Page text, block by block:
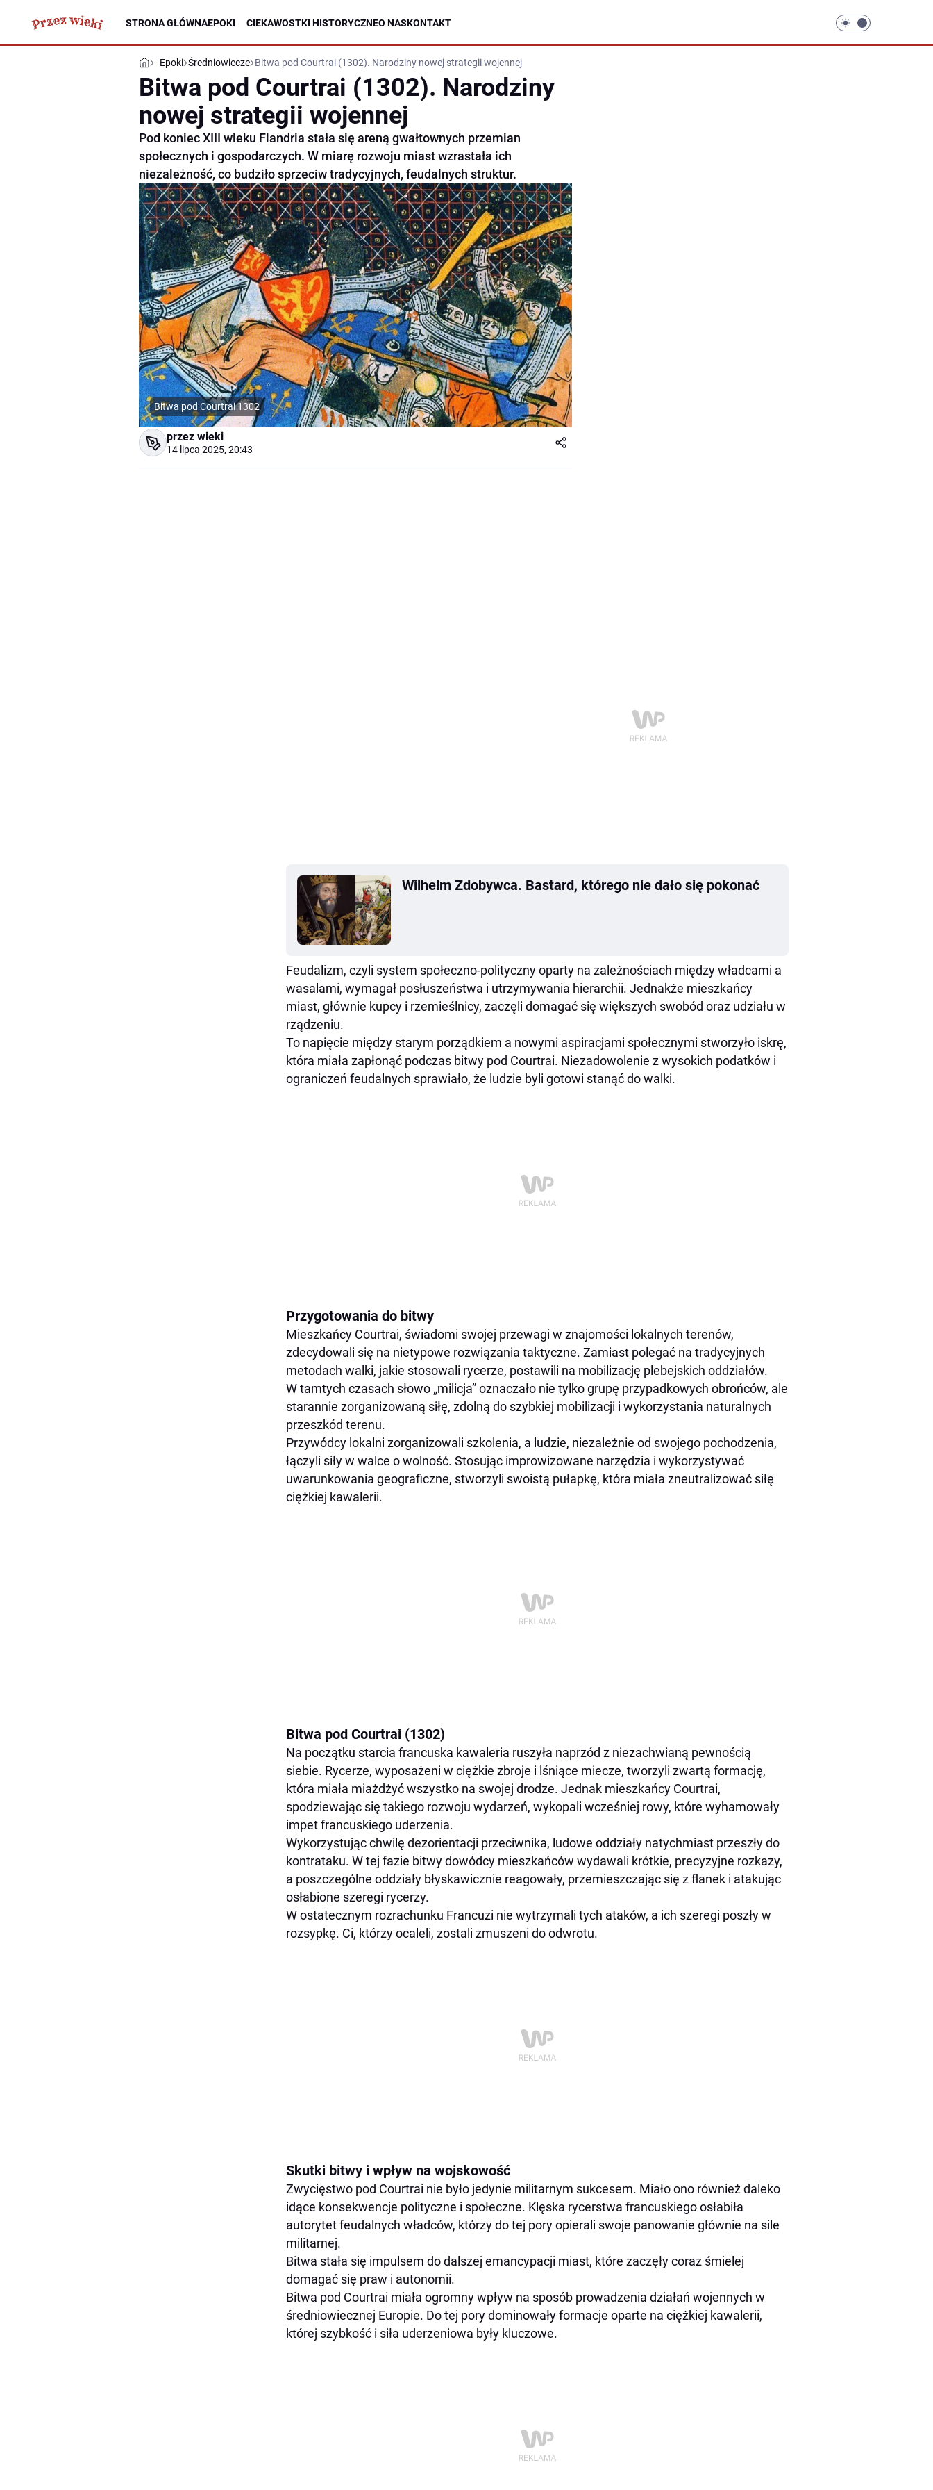
STRONA GŁÓWNAEPOKI CIEKAWOSTKI HISTORYCZNEO NASKONTAKT
Epoki Średniowiecze Bitwa pod Courtrai (1302). Narodziny nowej strategii wojennej
Bitwa pod Courtrai (1302). Narodziny
nowej strategii wojennej
Pod koniec XIII wieku Flandria stała się areną gwałtownych przemian
społecznych i gospodarczych. W miarę rozwoju miast wzrastała ich
niezależność, co budziło sprzeciw tradycyjnych, feudalnych struktur.
Bitwa pod Courtrai 1302
przez wieki
14 lipca 2025, 20:43
Wilhelm Zdobywca. Bastard, którego nie dało się pokonać
Feudalizm, czyli system społeczno-polityczny oparty na zależnościach między władcami a
wasalami, wymagał posłuszeństwa i utrzymywania hierarchii. Jednakże mieszkańcy
miast, głównie kupcy i rzemieślnicy, zaczęli domagać się większych swobód oraz udziału w
rządzeniu.
To napięcie między starym porządkiem a nowymi aspiracjami społecznymi stworzyło iskrę,
która miała zapłonąć podczas bitwy pod Courtrai. Niezadowolenie z wysokich podatków i
ograniczeń feudalnych sprawiało, że ludzie byli gotowi stanąć do walki.
Przygotowania do bitwy
Mieszkańcy Courtrai, świadomi swojej przewagi w znajomości lokalnych terenów,
zdecydowali się na nietypowe rozwiązania taktyczne. Zamiast polegać na tradycyjnych
metodach walki, jakie stosowali rycerze, postawili na mobilizację plebejskich oddziałów.
W tamtych czasach słowo „milicja” oznaczało nie tylko grupę przypadkowych obrońców, ale
starannie zorganizowaną siłę, zdolną do szybkiej mobilizacji i wykorzystania naturalnych
przeszkód terenu.
Przywódcy lokalni zorganizowali szkolenia, a ludzie, niezależnie od swojego pochodzenia,
łączyli siły w walce o wolność. Stosując improwizowane narzędzia i wykorzystywać
uwarunkowania geograficzne, stworzyli swoistą pułapkę, która miała zneutralizować siłę
ciężkiej kawalerii.
Bitwa pod Courtrai (1302)
Na początku starcia francuska kawaleria ruszyła naprzód z niezachwianą pewnością
siebie. Rycerze, wyposażeni w ciężkie zbroje i lśniące miecze, tworzyli zwartą formację,
która miała miażdżyć wszystko na swojej drodze. Jednak mieszkańcy Courtrai,
spodziewając się takiego rozwoju wydarzeń, wykopali wcześniej rowy, które wyhamowały
impet francuskiego uderzenia.
Wykorzystując chwilę dezorientacji przeciwnika, ludowe oddziały natychmiast przeszły do
kontrataku. W tej fazie bitwy dowódcy mieszkańców wydawali krótkie, precyzyjne rozkazy,
a poszczególne oddziały błyskawicznie reagowały, przemieszczając się z flanek i atakując
osłabione szeregi rycerzy.
W ostatecznym rozrachunku Francuzi nie wytrzymali tych ataków, a ich szeregi poszły w
rozsypkę. Ci, którzy ocaleli, zostali zmuszeni do odwrotu.
Skutki bitwy i wpływ na wojskowość
Zwycięstwo pod Courtrai nie było jedynie militarnym sukcesem. Miało ono również daleko
idące konsekwencje polityczne i społeczne. Klęska rycerstwa francuskiego osłabiła
autorytet feudalnych władców, którzy do tej pory opierali swoje panowanie głównie na sile
militarnej.
Bitwa stała się impulsem do dalszej emancypacji miast, które zaczęły coraz śmielej
domagać się praw i autonomii.
Bitwa pod Courtrai miała ogromny wpływ na sposób prowadzenia działań wojennych w
średniowiecznej Europie. Do tej pory dominowały formacje oparte na ciężkiej kawalerii,
której szybkość i siła uderzeniowa były kluczowe.